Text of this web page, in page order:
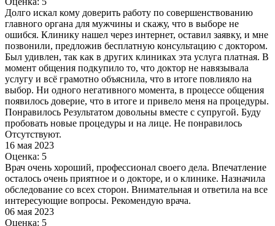
Долго искал кому доверить работу по совершенствованию
главного органа для мужчины и скажу, что в выборе не
ошибся. Клинику нашел через интернет, оставил заявку, и мне
позвонили, предложив бесплатную консультацию с доктором.
Был удивлен, так как в других клиниках эта услуга платная. В
момент общения подкупило то, что доктор не навязывала
услугу и всё грамотно объяснила, что в итоге повлияло на
выбор. Ни одного негативного момента, в процессе общения
появилось доверие, что в итоге и привело меня на процедуры.
Понравилось Результатом довольны вместе с супругой. Буду
пробовать новые процедуры и на лице. Не понравилось
Отсутствуют.
16 мая 2023
Оценка: 5
Врач очень хороший, профессионал своего дела. Впечатление
осталось очень приятное и о докторе, и о клинике. Назначила
обследование со всех сторон. Внимательная и ответила на все
интересующие вопросы. Рекомендую врача.
06 мая 2023
Оценка: 5